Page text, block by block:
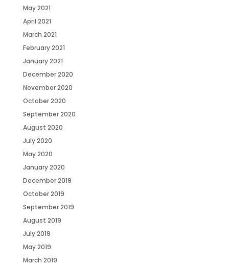
May 2021
April 2021
March 2021
February 2021
January 2021
December 2020
November 2020
October 2020
September 2020
August 2020
July 2020
May 2020
January 2020
December 2019
October 2019
September 2019
August 2019
July 2019
May 2019
March 2019